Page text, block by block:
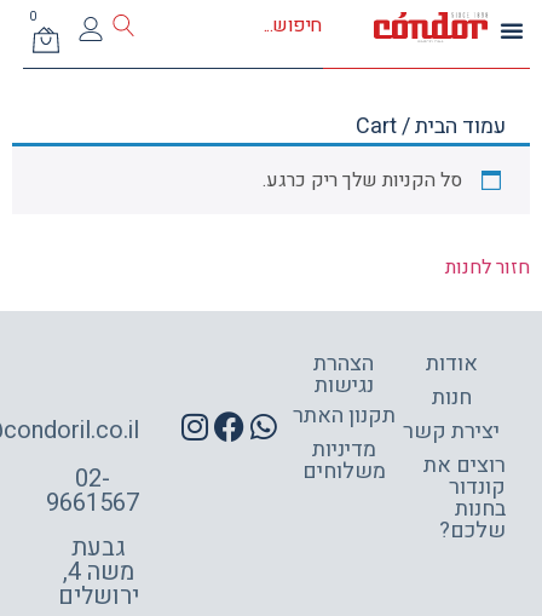
0
הבית/ Cart
סל הקניות שלך ריק כרגע.
קשר
את
הצהרת
נגישות
תקנון האתר
מדיניות
משלוחים
site@condoril.co.il
9661567
משה 4,
ירושלים